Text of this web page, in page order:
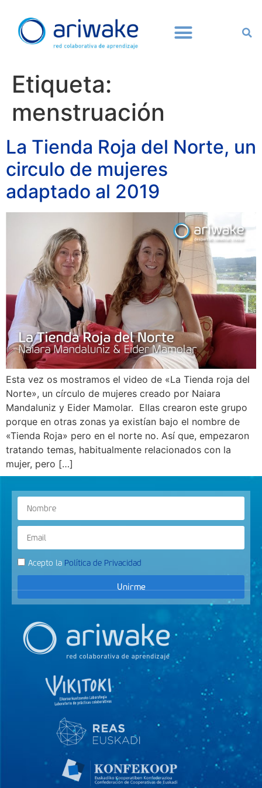
Etiqueta:
menstruación
La Tienda Roja del Norte, un
circulo de mujeres
adaptado al 2019
Esta vez os mostramos el video de «La Tienda roja del
Norte», un círculo de mujeres creado por Naiara
Mandaluniz y Eider Mamolar. Ellas crearon este grupo
porque en otras zonas ya existían bajo el nombre de
«Tienda Roja» pero en el norte no. Así que, empezaron
tratando temas, habitualmente relacionados con la
mujer, pero […]
Acepto la Política de Privacidad
Unirme